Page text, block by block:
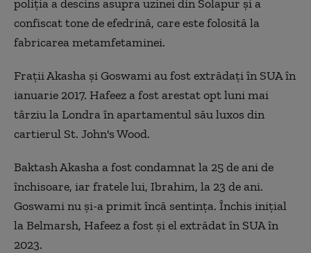
poliția a descins asupra uzinei din Solapur și a
confiscat tone de efedrină, care este folosită la
fabricarea metamfetaminei.
Frații Akasha și Goswami au fost extrădați în SUA în
ianuarie 2017. Hafeez a fost arestat opt luni mai
târziu la Londra în apartamentul său luxos din
cartierul St. John's Wood.
Baktash Akasha a fost condamnat la 25 de ani de
închisoare, iar fratele lui, Ibrahim, la 23 de ani.
Goswami nu și-a primit încă sentința. Închis inițial
la Belmarsh, Hafeez a fost și el extrădat în SUA în
2023.